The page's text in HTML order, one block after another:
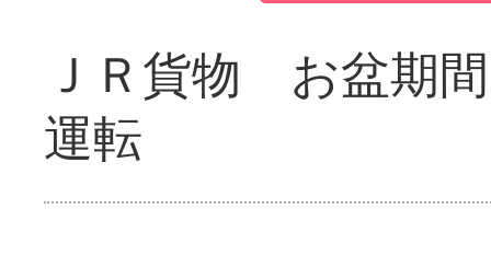
ＪＲ貨物 お盆期
運転